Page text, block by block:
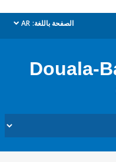
الصفحة باللغة: AR
dropdown